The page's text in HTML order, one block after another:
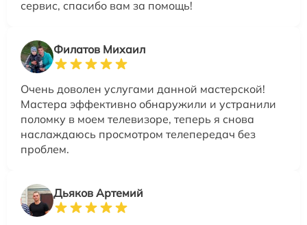
сервис, спасибо вам за помощь!
Филатов Михаил
Очень доволен услугами данной мастерской!
Мастера эффективно обнаружили и устранили
поломку в моем телевизоре, теперь я снова
наслаждаюсь просмотром телепередач без
проблем.
Дьяков Артемий